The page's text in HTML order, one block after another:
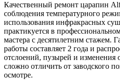
Качественный ремонт царапин
соблюдения температурного
использования инфракрасных
практикуется в
мастера с десятилетним стажем.
работы составляет 2 года и
отслоений, пузырей и изменения
сложно отличить от заводского
осмотре.